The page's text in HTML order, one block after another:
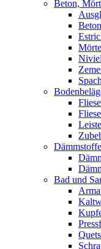
Beton,
Beton
Dämmstoffe
Bad und